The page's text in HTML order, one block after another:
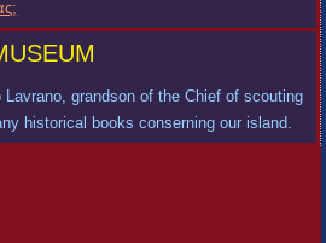
grandson of the Chief of scouting
historical books conserning our island.